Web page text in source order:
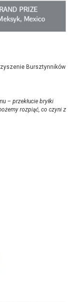
Bursztynników
– przekłucie bryłki
rozpiąć, co czyni z